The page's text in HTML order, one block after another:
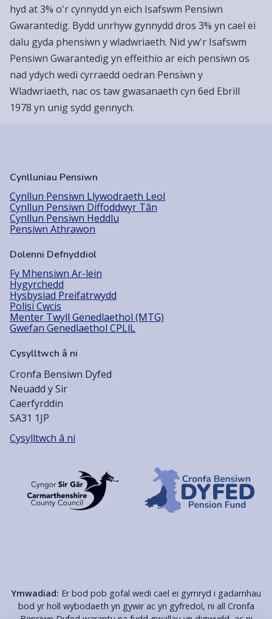
hyd at 3% o'r cynnydd yn eich Isafswm Pensiwn
Gwarantedig. Bydd unrhyw gynnydd dros 3% yn cael ei
dalu gyda phensiwn y wladwriaeth. Nid yw'r Isafswm
Pensiwn Gwarantedig yn effeithio ar eich pensiwn os
nad ydych wedi cyrraedd oedran Pensiwn y
Wladwriaeth, nac os taw gwasanaeth cyn 6ed Ebrill
1978 yn unig sydd gennych.
Cynlluniau Pensiwn
Cynllun Pensiwn Llywodraeth Leol
Cynllun Pensiwn Diffoddwyr Tân
Cynllun Pensiwn Heddlu
Pensiwn Athrawon
Dolenni Defnyddiol
Fy Mhensiwn Ar-lein
Hygyrchedd
Hysbysiad Preifatrwydd
Polisi Cwcis
Menter Twyll Genedlaethol (MTG)
Gwefan Genedlaethol CPLlL
Cysylltwch â ni
Cronfa Bensiwn Dyfed
Neuadd y Sir
Caerfyrddin
SA31 1JP
Cysylltwch â ni
Ymwadiad: Er bod pob gofal wedi cael ei gymryd i gadarnhau
bod yr holl wybodaeth yn gywir ac yn gyfredol, ni all Cronfa